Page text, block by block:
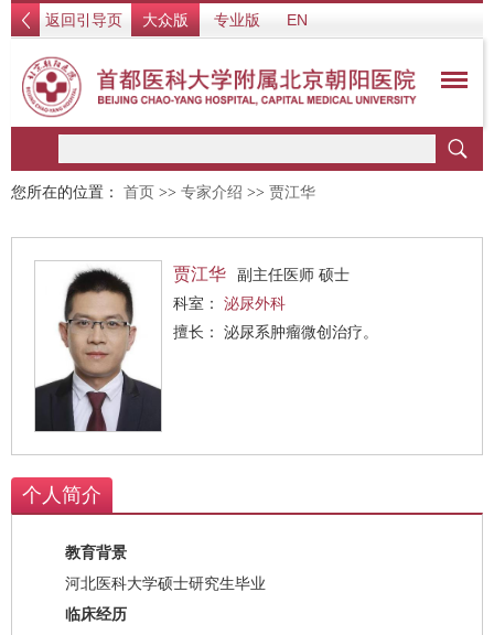
返回引导页 大众版 专业版 EN
您所在的位置： 首页 >> 专家介绍 >> 贾江华
贾江华
副主任医师 硕士
科室： 泌尿外科
擅长： 泌尿系肿瘤微创治疗。
个人简介
教育背景
河北医科大学硕士研究生毕业
临床经历